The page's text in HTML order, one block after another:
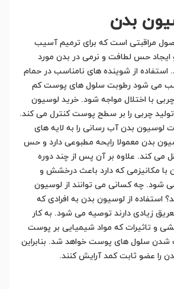
بدن
مراقبتی است که برای ترمیم آسیب
حس لطافت و نرمی در بدن مورد
استفاده از شوینده های نامناسب در حمام
می شود رطوبت سلول های پوست کم
با اختلال مواجه شود. خرید لوسیون
تولید چربی را بر سطح پوست کنترل می کند.
لوسیون بدن آب رسانی را به لایه های
بدن معمولا رایحه مطبوعی دارد و حس
می کند. علاوه بر آن پس از چند دوره
با مکانیزمی که دارد باعث درخشش و
چه کسانی می توانند از لوسیون
استفاده از لوسیون بدن به افرادی که
زیادی دارند توصیه می شود. به کار
و تاثیرات که مواد شیمیایی بر پوست
شدن سلول های پوست خواهد شد. بنابراین
را عضو ثابت کمد آرایش کنند.